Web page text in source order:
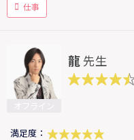
仕事
龍 先生
満足度：